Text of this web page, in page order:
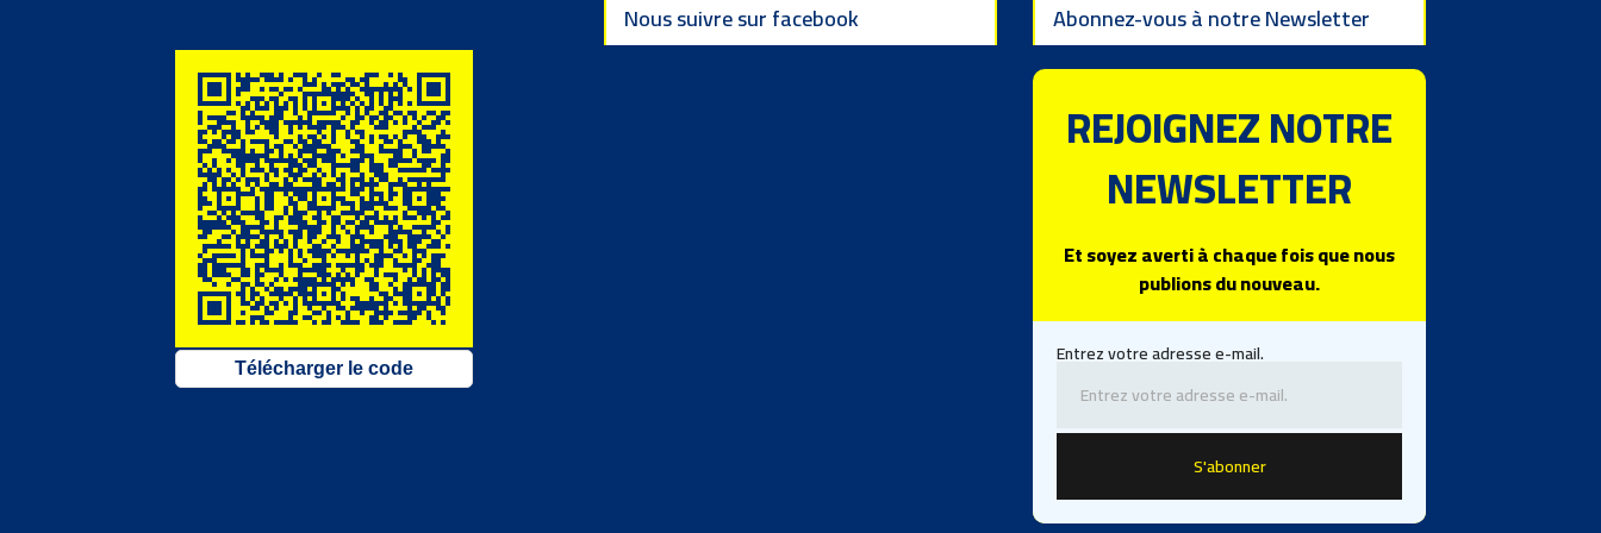
Télécharger le code
Nous suivre sur facebook Abonnez-vous à notre Newsletter
REJOIGNEZ NOTRE
NEWSLETTER
Et soyez averti à chaque fois que nous
publions du nouveau.
Entrez votre adresse e-mail.